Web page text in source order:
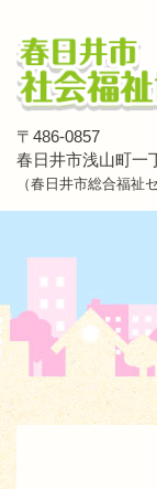
〒486-0857
春日井市浅山町一
（春日井市総合福祉